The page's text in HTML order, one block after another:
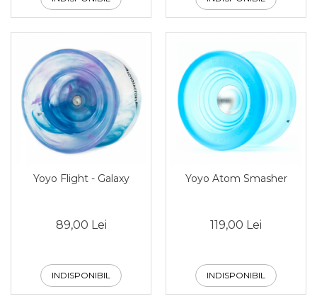
Yoyo Flight - Galaxy
89,00 Lei
INDISPONIBIL
Yoyo Atom Smasher
119,00 Lei
INDISPONIBIL